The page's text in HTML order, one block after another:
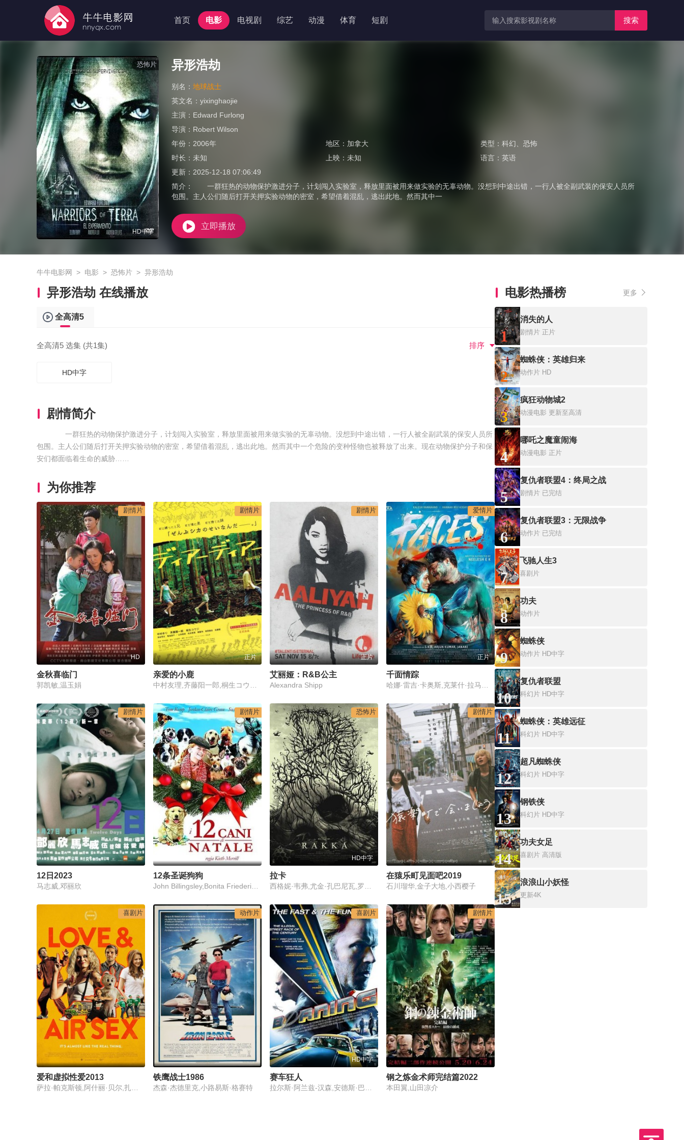
首页 电影 电视剧 综艺 动漫 体育 短剧 搜索
恐怖片
HD中字
异形浩劫
别名： 地球战士
英文名： yixinghaojie
主演： Edward Furlong
导演： Robert Wilson
年份： 2006年 地区： 加拿大 类型： 科幻
恐怖
时长： 未知 上映：未知 语言： 英语
更新： 2025-12-18 07:06:49
简介：
一群狂热的动物保护激进分子，计划闯入实验室，释放里面被用来做实验的无辜动物。没想到中途出错，一行人被全副武装的保安人员所
包围。主人公们随后打开关押实验动物的密室，希望借着混乱，逃出此地。然而其中一
立即播放
牛牛电影网 > 电影 > 恐怖片 > 异形浩劫
异形浩劫 在线播放
全高清5
全高清5 选集 (共1集) 排序
HD中字
剧情简介
一群狂热的动物保护激进分子，计划闯入实验室，释放里面被用来做实验的无辜动物。没想到中途出错，一行人被全副武装的保安人员所
包围。主人公们随后打开关押实验动物的密室，希望借着混乱，逃出此地。然而其中一个危险的变种怪物也被释放了出来。现在动物保护分子和保
安们都面临着生命的威胁……
为你推荐
剧情片
HD
金秋喜临门
郭凯敏,温玉娟
剧情片
正片
亲爱的小鹿
剧情片
正片
艾丽娅：R&B公主
Alexandra Shipp
爱情片
正片
千面情踪
剧情片
12日2023
马志威,邓丽欣
剧情片
12条圣诞狗狗
恐怖片
HD中字
拉卡
剧情片
在猿乐町见面吧2019
石川瑠华,金子大地,小西樱子
喜剧片
爱和虚拟性爱2013
动作片
铁鹰战士1986
杰森·杰德里克,小路易斯·格赛特
喜剧片
HD中字
赛车狂人
剧情片
钢之炼金术师完结篇2022
本田翼,山田凉介
电影热播榜 更多
1
消失的人
剧情片 正片
2
蜘蛛侠：英雄归来
动作片 HD
3
疯狂动物城2
动漫电影 更新至高清
4
哪吒之魔童闹海
动漫电影 正片
5
复仇者联盟4：终局之战
剧情片 已完结
6
复仇者联盟3：无限战争
动作片 已完结
7
飞驰人生3
喜剧片
8
功夫
动作片
9
蜘蛛侠
动作片 HD中字
10
复仇者联盟
科幻片 HD中字
11
蜘蛛侠：英雄远征
科幻片 HD中字
12
超凡蜘蛛侠
科幻片 HD中字
13
钢铁侠
科幻片 HD中字
14
功夫女足
喜剧片 高清版
15
浪浪山小妖怪
更新4K